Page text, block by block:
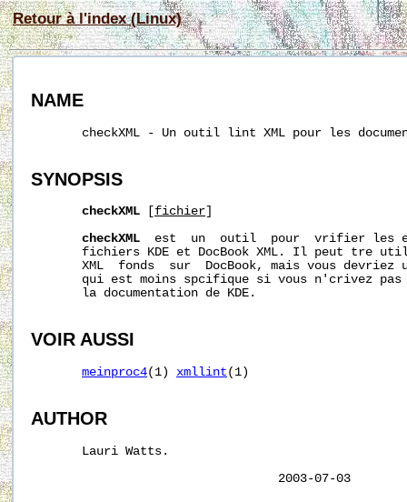
Retour à l'index (Linux)
NAME
checkXML - Un outil lint XML pour les
SYNOPSIS
checkXML fichier
checkXML
est  un  outil  pour  vrifier les
fichiers KDE et DocBook XML. Il peut tre
XML  fonds  sur  DocBook, mais vous devriez
qui est moins spcifique si vous n'crivez
       la documentation de KDE.
VOIR AUSSI
meinproc4(1) xmllint (1)
AUTHOR
       Lauri Watts.